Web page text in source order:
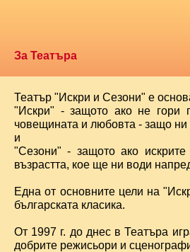
За Театъра
Театър "Искри и Сезони" е
"Искри" - защото ако не гори
човещината и любовта - защо ни
и
"Сезони" - защото ако
възрастта, кое ще ни води
Една от основните цели на
българската класика.
От 1997 г. до днес в Театъра
добрите режисьори и